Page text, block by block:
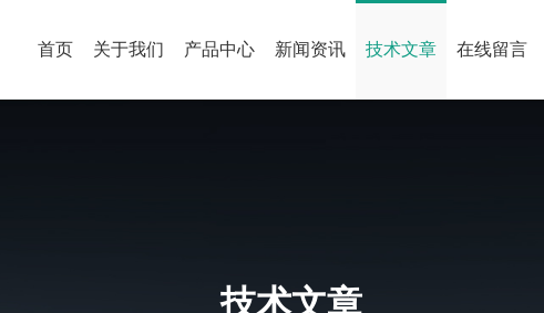
首页 关于我们 产品中心 新闻资讯 技术文章 在线留言
技术文章